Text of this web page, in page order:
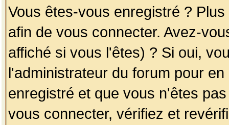
Vous êtes-vous enregistré ?
afin de vous connecter. Avez-
affiché si vous l'êtes) ? Si oui,
l'administrateur du forum pour
enregistré et que vous n'êtes
vous connecter, vérifiez et